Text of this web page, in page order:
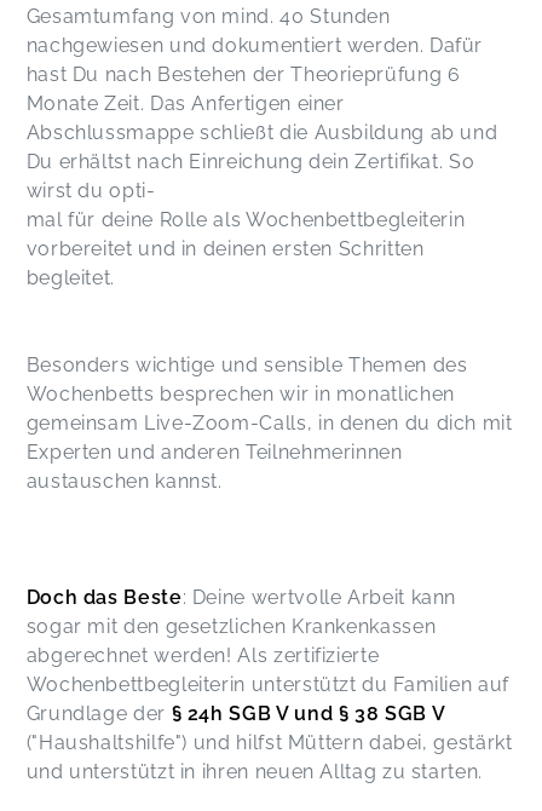
Gesamtumfang von mind. 40 Stunden
nachgewiesen und dokumentiert werden. Dafür
hast Du nach Bestehen der Theorieprüfung 6
Monate Zeit. Das Anfertigen einer
Abschlussmappe schließt die Ausbildung ab und
Du erhältst nach Einreichung dein Zertifikat. So
wirst du opti-
mal für deine Rolle als Wochenbettbegleiterin
vorbereitet und in deinen ersten Schritten
begleitet.
Besonders wichtige und sensible Themen des
Wochenbetts besprechen wir in monatlichen
gemeinsam Live-Zoom-Calls, in denen du dich mit
Experten und anderen Teilnehmerinnen
austauschen kannst.
Doch das Beste: Deine wertvolle Arbeit kann
sogar mit den gesetzlichen Krankenkassen
abgerechnet werden! Als zertifizierte
Wochenbettbegleiterin unterstützt du Familien auf
Grundlage der § 24h SGB V und § 38 SGB V
("Haushaltshilfe") und hilfst Müttern dabei, gestärkt
und unterstützt in ihren neuen Alltag zu starten.